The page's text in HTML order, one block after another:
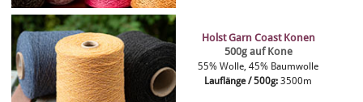
Holst Garn Coast Konen
500g auf Kone
55% Wolle, 45% Baumwolle
Lauflänge / 500g:3500m